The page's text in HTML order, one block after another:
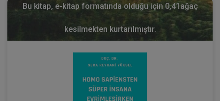
Bu kitap, e-kitap formatında olduğu için 0,41 ağaç
kesilmekten kurtarılmıştır.